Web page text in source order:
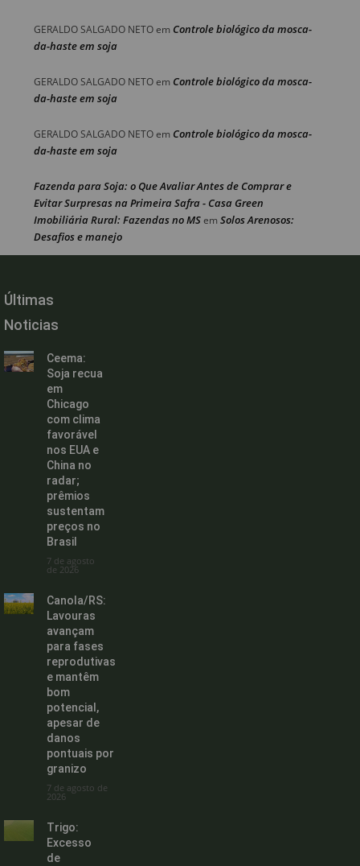
GERALDO SALGADO NETOem Controle biológico da mosca-
da-haste em soja
GERALDO SALGADO NETOem Controle biológico da mosca-
da-haste em soja
GERALDO SALGADO NETOem Controle biológico da mosca-
da-haste em soja
Fazenda para Soja: o Que Avaliar Antes de Comprar e
Evitar Surpresas na Primeira Safra - Casa Green
Imobiliária Rural: Fazendas no MSem Solos Arenosos:
Desafios e manejo
Últimas
Noticias
Ceema:
Soja recua
em
Chicago
com clima
favorável
nos EUA e
China no
radar;
prêmios
sustentam
preços no
Brasil
7 de agosto
de 2026
Canola/RS:
Lavouras
avançam
para fases
reprodutivas
e mantêm
bom
potencial,
apesar de
danos
pontuais por
granizo
7 de agosto de
2026
Trigo:
Excesso
de